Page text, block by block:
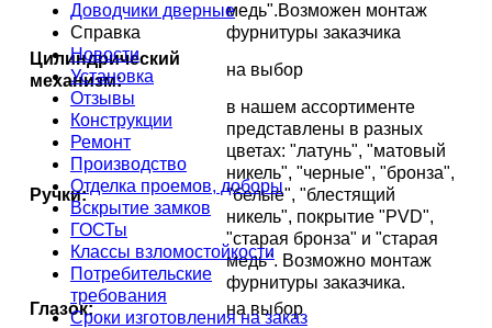
Доводчики дверные
Справка
Новости
Установка
Отзывы
Конструкции
Ремонт
Производство
Отделка проемов, доборы
Вскрытие замков
ГОСТы
Классы взломостойкости
Потребительские
требования
Сроки изготовления на заказ
медь".Возможен монтаж
фурнитуры заказчика
Цилиндрический
механизм:
на выбор
Ручки:
в нашем ассортименте
представлены в разных
цветах: "латунь", "матовый
никель", "черные", "бронза",
"белые", "блестящий
никель", покрытие "PVD",
"старая бронза" и "старая
медь". Возможно монтаж
фурнитуры заказчика.
Глазок:
на выбор